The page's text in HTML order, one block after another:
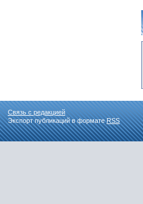
Связь с редакцией
Экспорт публикаций в форматеRSS